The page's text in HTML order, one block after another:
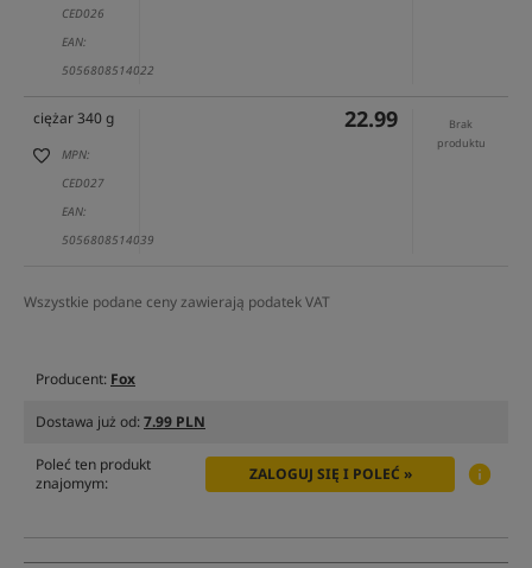
CED026
EAN:
5056808514022
ciężar 340 g
MPN:
CED027
EAN:
5056808514039
22.99
Brak
produktu
Wszystkie podane ceny zawierają podatek VAT
Producent: Fox
Dostawa już od:7.99 PLN
Poleć ten produkt
znajomym:
ZALOGUJ SIĘ I POLEĆ »